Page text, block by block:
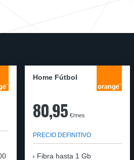
Home Fútbol
80,95 €/mes
PRECIO DEFINITIVO
Fibra hasta 1 Gb